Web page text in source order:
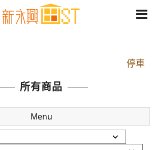
停車
頂溪站 2 號出口】往中山路1段139
無法加Line好友 請親愛的客戶加入
LINE官方帳號@a0975005573
到永平路路口(樂華夜市口)門口可
所有商品
Menu